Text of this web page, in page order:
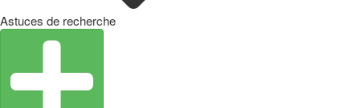
Astuces de recherche